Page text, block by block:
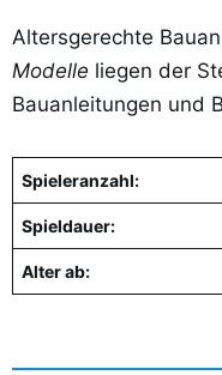
Altersgerechte
Modelle liegen der
Bauanleitungen und
Spieleranzahl:
Spieldauer:
Alter ab: